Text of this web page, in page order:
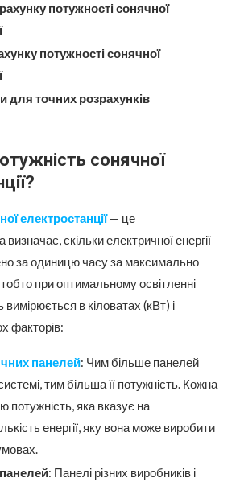
потужності сонячної
потужності сонячної
для точних розрахунків
сонячної
електростанції— це
скільки електричної енергії
за одиницю часу за максимально
при оптимальному освітленні
в кіловатах (кВт) і
факторів:
панелей: Чим більше панелей
тим більша її потужність. Кожна
потужність, яка вказує на
енергії, яку вона може виробити
: Панелі різних виробників і